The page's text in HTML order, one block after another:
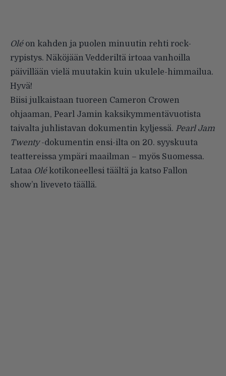
Oléon kahden ja puolen minuutin rehti rock-
rypistys. Näköjään Vedderiltä irtoaa vanhoilla
päivillään vielä muutakin kuin ukulele-himmailua.
Hyvä!
Biisi julkaistaan tuoreen Cameron Crowen
ohjaaman, Pearl Jamin kaksikymmentävuotista
taivalta juhlistavan dokumentin kyljessä. Pearl Jam
Twenty-dokumentin ensi-ilta on 20. syyskuuta
teattereissa ympäri maailman – myös Suomessa.
Lataa Olékotikoneellesi täältä ja katso Fallon
show’n liveveto täällä.